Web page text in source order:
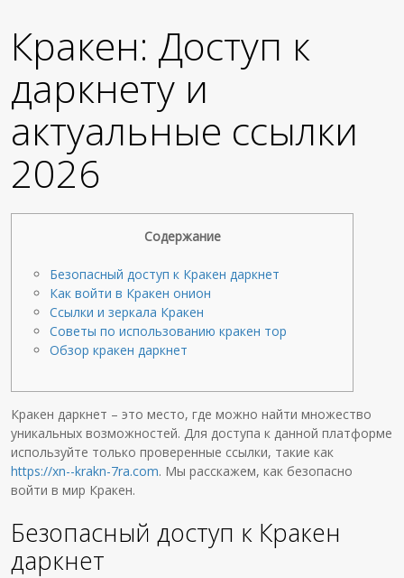
Кракен: Доступ к
даркнету и
актуальные ссылки
2026
Содержание
Безопасный доступ к Кракен даркнет
Как войти в Кракен онион
Ссылки и зеркала Кракен
Советы по использованию кракен тор
Обзор кракен даркнет
Кракен даркнет – это место, где можно найти множество
уникальных возможностей. Для доступа к данной платформе
используйте только проверенные ссылки, такие как
https://xn--krakn-7ra.com. Мы расскажем, как безопасно
войти в мир Кракен.
Безопасный доступ к Кракен
даркнет